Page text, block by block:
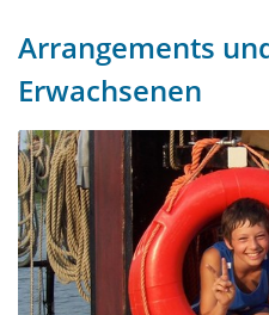
Arrangements
Erwachsenen